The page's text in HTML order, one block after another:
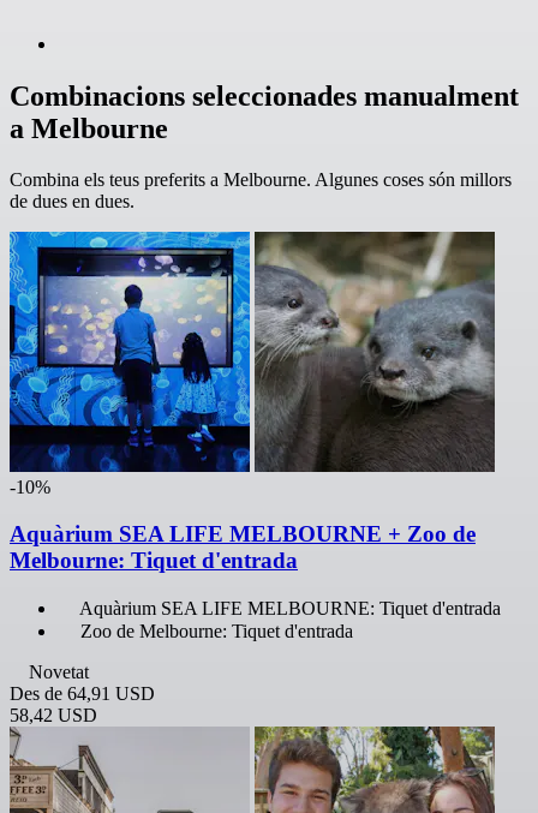
Combinacions seleccionades manualment
a Melbourne
Combina els teus preferits a Melbourne. Algunes coses són millors
de dues en dues.
-10%
Aquàrium SEA LIFE MELBOURNE + Zoo de
Melbourne: Tiquet d'entrada
Aquàrium SEA LIFE MELBOURNE: Tiquet d'entrada
Zoo de Melbourne: Tiquet d'entrada
Novetat
Des de 64,91 USD
58,42 USD